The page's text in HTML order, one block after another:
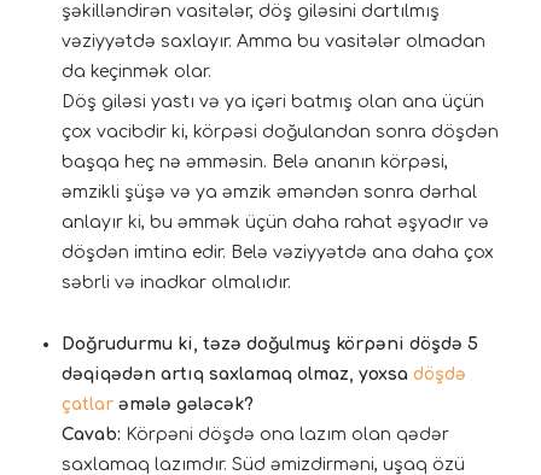
şəkilləndirən vasitələr, döş giləsini dartılmış
vəziyyətdə saxlayır. Amma bu vasitələr olmadan
da keçinmək olar.
Döş giləsi yastı və ya içəri batmış olan ana üçün
çox vacibdir ki, körpəsi doğulandan sonra döşdən
başqa heç nə əmməsin. Belə ananın körpəsi,
əmzikli şüşə və ya əmzik əməndən sonra dərhal
anlayır ki, bu əmmək üçün daha rahat əşyadır və
döşdən imtina edir. Belə vəziyyətdə ana daha çox
səbrli və inadkar olmalıdır.
Doğrudurmu ki, təzə doğulmuş körpəni döşdə 5
dəqiqədən artıq saxlamaq olmaz, yoxsa döşdə
çatlar əmələ gələcək?
Cavab: Körpəni döşdə ona lazım olan qədər
saxlamaq lazımdır. Süd əmizdirməni, uşaq özü